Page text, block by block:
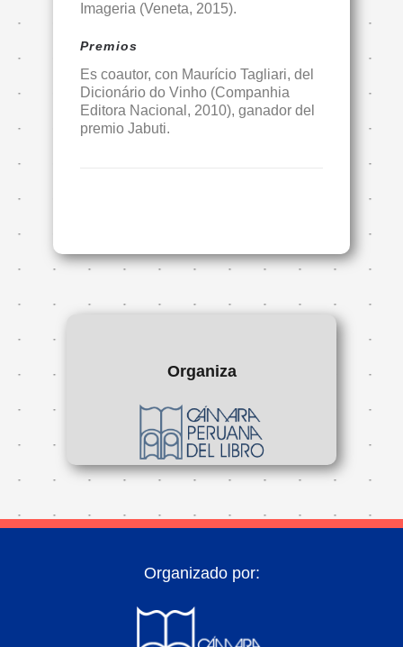
Imageria (Veneta, 2015).
Premios
Es coautor, con Maurício Tagliari, del
Dicionário do Vinho (Companhia
Editora Nacional, 2010), ganador del
premio Jabuti.
Organiza
Organizado por: